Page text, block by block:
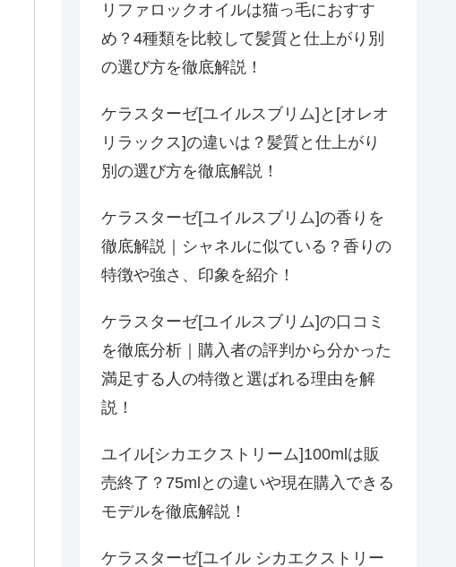
リファロックオイルは猫っ毛におすす
め？4種類を比較して髪質と仕上がり別
の選び方を徹底解説！
ケラスターゼ[ユイルスブリム]と[オレオ
リラックス]の違いは？髪質と仕上がり
別の選び方を徹底解説！
ケラスターゼ[ユイルスブリム]の香りを
徹底解説｜シャネルに似ている？香りの
特徴や強さ、印象を紹介！
ケラスターゼ[ユイルスブリム]の口コミ
を徹底分析｜購入者の評判から分かった
満足する人の特徴と選ばれる理由を解
説！
ユイル[シカエクストリーム]100mlは販
売終了？75mlとの違いや現在購入できる
モデルを徹底解説！
ケラスターゼ[ユイル シカエクストリー